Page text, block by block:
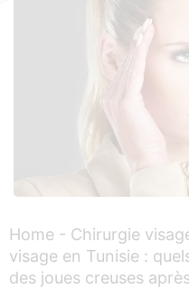
Home - Chirurgie
visage en Tunisie :
des joues creuses